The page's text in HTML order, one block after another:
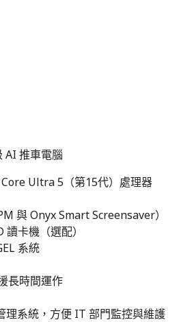
AI 推車電腦
Ultra 5（第15代）處理器
與 Onyx Smart Screensaver）
卡機（選配）
系統
長時間運作
理系統，方便 IT 部門監控與維護